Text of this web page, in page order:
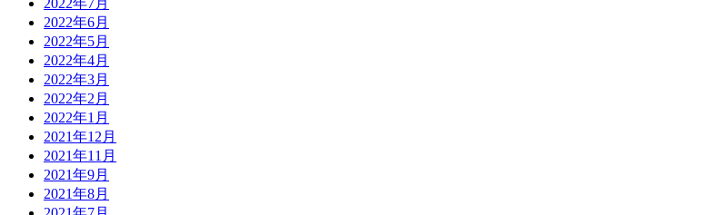
2022年6月
2022年5月
2022年4月
2022年3月
2022年2月
2022年1月
2021年12月
2021年11月
2021年9月
2021年8月